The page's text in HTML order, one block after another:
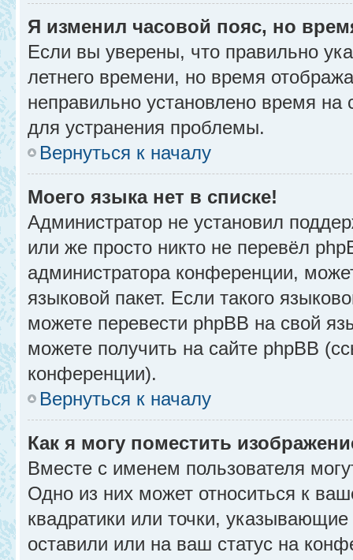
Я изменил часовой пояс, но
Если вы уверены, что правильно
летнего времени, но время
неправильно установлено время
для устранения проблемы.
Вернуться к началу
Моего языка нет в списке!
Администратор не установил
или же просто никто не перевёл
администратора конференции,
языковой пакет. Если такого
можете перевести phpBB на свой
можете получить на сайте phpBB
конференции).
Вернуться к началу
Как я могу поместить
Вместе с именем пользователя
Одно из них может относиться к
квадратики или точки,
оставили или на ваш статус на